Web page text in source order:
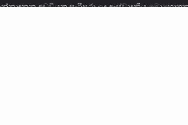
පැටිගේ ප්‍රධාන වෙඩික්කරු බවට සැක කරන ගිං
හා ඉන් පහළ විනිශ්චයකාරවරුන්ගේ විශ්‍රාම වයස
ඉකුත් වසර පහක කාලය තුලදී (2020 ජනවාරි 01 සිට
තුවාල ලැබූ බව කියන රැඳවියන් ගණන ඉහළ